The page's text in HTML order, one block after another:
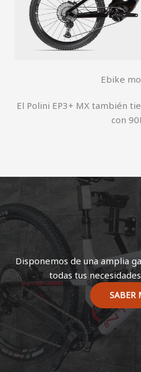
Ebike
El Polini EP3+ MX también
con
Disponemos de una amplia
todas tus
SABER